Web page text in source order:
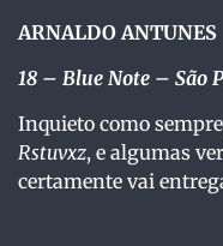
ARNALDO ANTUNES
18 – Blue Note – São
Inquieto como
Rstuvxz, e algumas
certamente vai